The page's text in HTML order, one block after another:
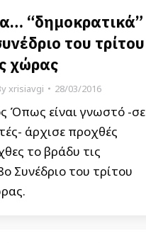
“δημοκρατικά”
του τρίτου
χώρας
xrisiavgi 28/03/2016
Όπως είναι γνωστό -σε
άρχισε προχθές
το βράδυ τις
Συνέδριο του τρίτου